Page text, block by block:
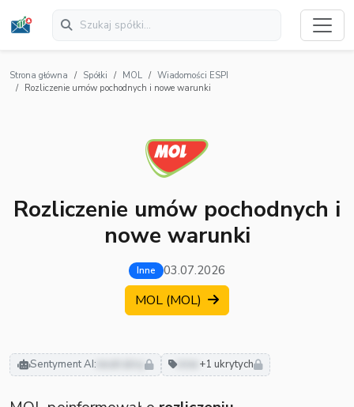
Strona główna Spółki MOL
Wiadomości ESPI
Rozliczenie umów pochodnych i nowe warunki
Rozliczenie umów pochodnych i
nowe warunki
Inne 03.07.2026
MOL (MOL)
Sentyment AI: neutralny +1 ukrytych